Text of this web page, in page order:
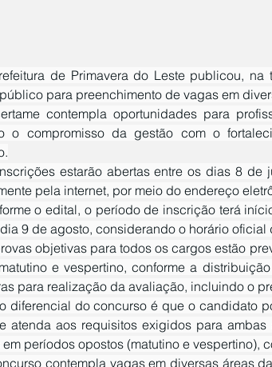
para preenchimento de vagas em
o compromisso da gestão com o
pela internet, por meio do endereço
9 de agosto, considerando o horário oficial
e vespertino, conforme a
para realização da avaliação, incluindo o
atenda aos requisitos exigidos para
períodos opostos (matutino e vespertino),